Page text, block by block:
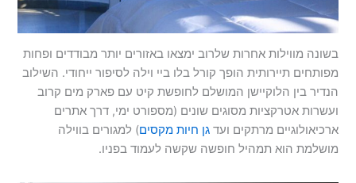
בשונה מווילות אחרות שלרוב ימצאו באזורים יותר מבודדים ופחות
מפותחים תיירותית הופך קורל בלו ביי וילה לסיפור ייחודי. השילוב
הנדיר בין הלוקיישן המושלם לחופשת קיט עם פארק מים קרוב
ועשרות אטרקציות מסוגים שונים (מספורט ימי, דרך אתרים
ארכיאולוגיים מרתקים ועדגן חיות מקסים) למגורים בווילה
מושלמת הוא תמהיל חופשה שקשה לעמוד בפניו.